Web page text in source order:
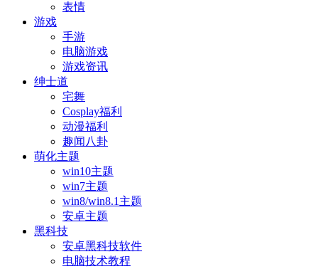
表情
游戏
手游
电脑游戏
游戏资讯
绅士道
宅舞
Cosplay福利
动漫福利
趣闻八卦
萌化主题
win10主题
win7主题
win8/win8.1主题
安卓主题
黑科技
安卓黑科技软件
电脑技术教程